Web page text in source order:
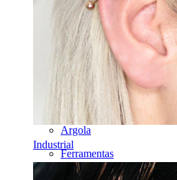
Industrial
Tragos
Barbell
Rook
Daith
Ferradura
Argola
Ferramentas
Bananas